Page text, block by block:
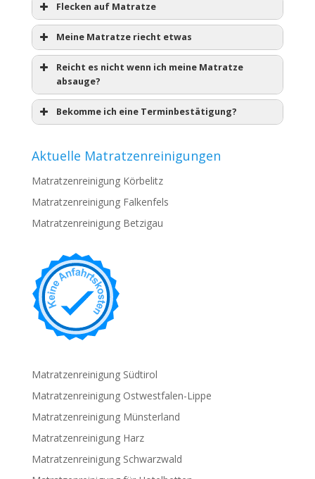
Flecken auf Matratze
Meine Matratze riecht etwas
Reicht es nicht wenn ich meine Matratze
absauge?
Bekomme ich eine Terminbestätigung?
Aktuelle Matratzenreinigungen
Matratzenreinigung Körbelitz
Matratzenreinigung Falkenfels
Matratzenreinigung Betzigau
Matratzenreinigung Südtirol
Matratzenreinigung Ostwestfalen-Lippe
Matratzenreinigung Münsterland
Matratzenreinigung Harz
Matratzenreinigung Schwarzwald